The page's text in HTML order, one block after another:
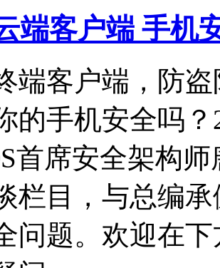
端客户端 手机
端客户端，防
的手机安全吗
首席安全架构
栏目，与总编
问题。欢迎在